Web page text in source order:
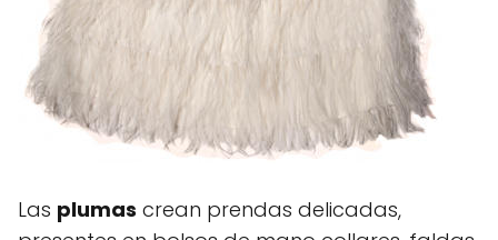
Las plumas crean prendas delicadas,